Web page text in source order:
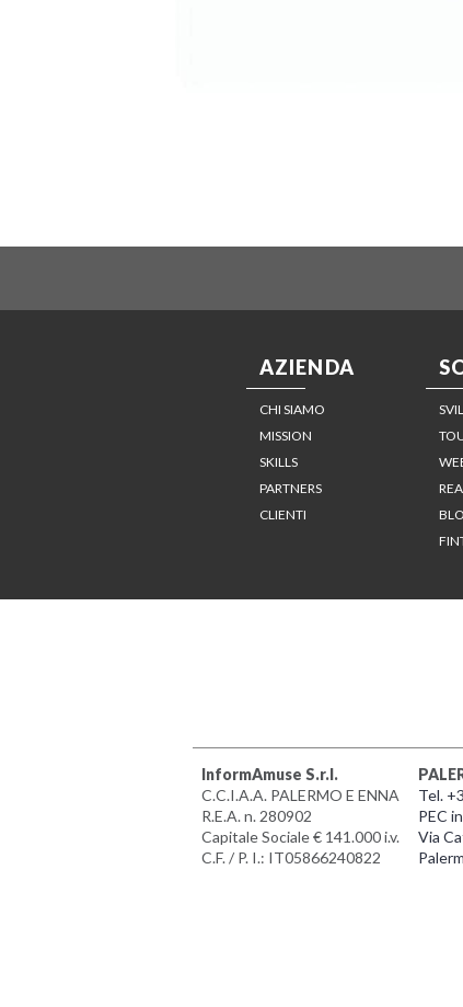
AZIENDA
CHI SIAMO
MISSION
SKILLS
PARTNERS
CLIENTI
InformAmuse S.r.l.
C.C.I.A.A. PALERMO E ENNA
R.E.A. n. 280902
Capitale Sociale € 141.000 i.v.
C.F. / P. I.: IT05866240822
Tel.
PEC
Via